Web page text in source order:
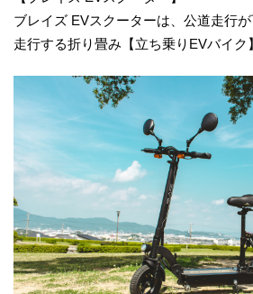
ブレイズ EVスクーターは、公道走行
走行する折り畳み【立ち乗りEVバイク